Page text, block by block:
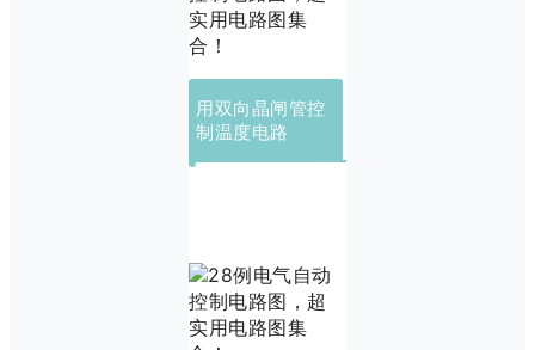
用双向晶闸管控
制温度电路